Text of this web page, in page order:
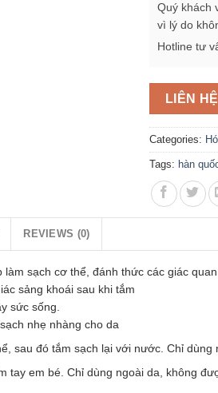
Quý khách
vì lý do
Hotline tư
LIÊN HỆ
Categories:
Tags: hàn
REVIEWS (0)
sạch cơ thể, đánh thức các giác
sảng khoái sau khi tắm
sức sống.
nhẹ nhàng cho da
sau đó tắm sạch lại với nước. Chỉ dùng
tay em bé. Chỉ dùng ngoài da, không